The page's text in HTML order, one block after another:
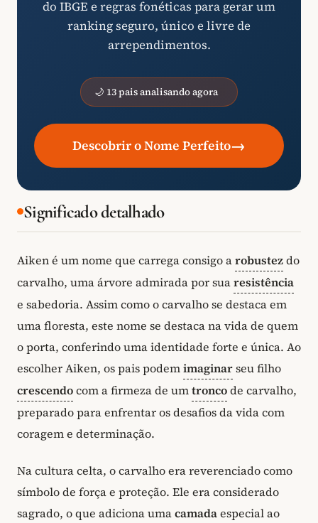
do IBGE e regras fonéticas para gerar um
ranking seguro, único e livre de
arrependimentos.
🌙 13 pais analisando agora
Descobrir o Nome Perfeito→
Significado detalhado
Aiken é um nome que carrega consigo arobustezdo
carvalho, uma árvore admirada por suaresistência
e sabedoria. Assim como o carvalho se destaca em
uma floresta, este nome se destaca na vida de quem
o porta, conferindo uma identidade forte e única. Ao
escolher Aiken, os pais podemimaginarseu filho
crescendocom a firmeza de umtroncode carvalho,
preparado para enfrentar os desafios da vida com
coragem e determinação.
Na cultura celta, o carvalho era reverenciado como
símbolo de força e proteção. Ele era considerado
sagrado, o que adiciona umacamadaespecial ao